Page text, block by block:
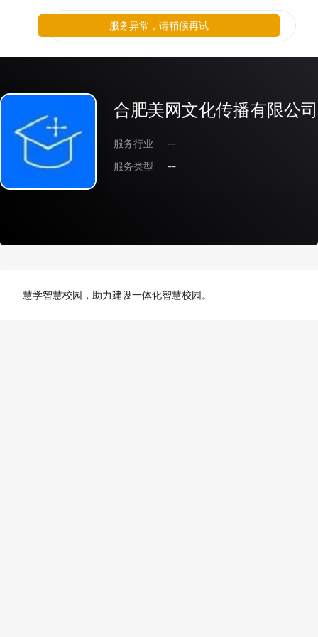
合肥美网文化传播有限公司
服务行业
--
服务类型
--
慧学智慧校园，助力建设一体化智慧校园。
服务异常，请稍候再试